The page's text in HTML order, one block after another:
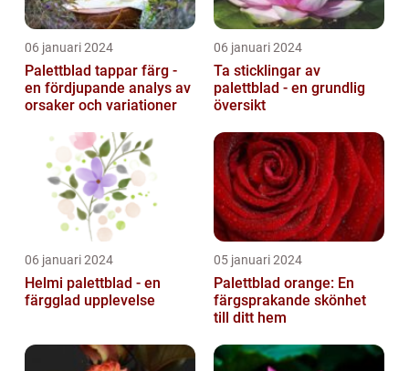
06 januari 2024
Palettblad tappar färg -
en fördjupande analys av
orsaker och variationer
06 januari 2024
Ta sticklingar av
palettblad - en grundlig
översikt
06 januari 2024
Helmi palettblad - en
färgglad upplevelse
05 januari 2024
Palettblad orange: En
färgsprakande skönhet
till ditt hem